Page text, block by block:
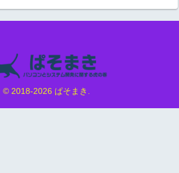
© 2018-2026 ぱそまき.